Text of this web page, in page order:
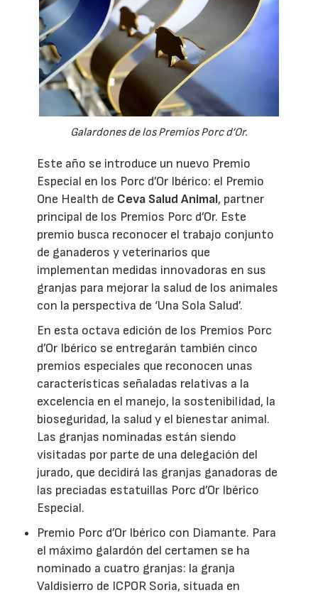
Galardones de los Premios Porc d’Or.
Este año se introduce un nuevo Premio
Especial en los Porc d’Or Ibérico: el Premio
One Health de Ceva Salud Animal, partner
principal de los Premios Porc d’Or. Este
premio busca reconocer el trabajo conjunto
de ganaderos y veterinarios que
implementan medidas innovadoras en sus
granjas para mejorar la salud de los animales
con la perspectiva de ‘Una Sola Salud’.
En esta octava edición de los Premios Porc
d’Or Ibérico se entregarán también cinco
premios especiales que reconocen unas
características señaladas relativas a la
excelencia en el manejo, la sostenibilidad, la
bioseguridad, la salud y el bienestar animal.
Las granjas nominadas están siendo
visitadas por parte de una delegación del
jurado, que decidirá las granjas ganadoras de
las preciadas estatuillas Porc d’Or Ibérico
Especial.
Premio Porc d’Or Ibérico con Diamante. Para
el máximo galardón del certamen se ha
nominado a cuatro granjas: la granja
Valdisierro de ICPOR Soria, situada en